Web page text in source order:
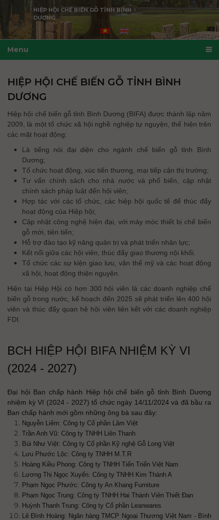
HIỆP HỘI CHẾ BIẾN GỖ TỈNH BÌNH
DƯƠNG
Menu
HIỆP HỘI CHẾ BIẾN GỖ TỈNH BÌNH
DƯƠNG
Hiệp hội chế biến gỗ tỉnh Bình Dương (BIFA) được thành lập năm
2009, là một tổ chức xã hội nghề nghiệp tự nguyện, thể hiện trên
các mặt hoạt động:
Là tiếng nói đại diện cho ngành chế biến gỗ tỉnh Bình
Dương;
Tổ chức hoạt động, xúc tiến thương, mại tiếp cận thị trường;
Tư vấn chính sách cho nhà nước và phổ biến, cập nhật
chính sách pháp luật đến hội viên;
Hợp tác với các tổ chức, các hiệp hội quốc tế để thúc đẩy
hoạt động của Hiệp hội;
Cập nhật công nghệ hiện đại, với máy móc thiết bị chế biến
gỗ mới, tiên tiến;
Hỗ trợ đào tạo kỹ năng quản trị và phát triển nhân lực;
Kết nối giữa các hội viên, thúc đẩy giao thương nội khối.
Tổ chức các sự kiện giao lưu, văn thể mỹ và các hoạt động
xã hội, hoạt động thiện nguyện.
Hiện tại Hiệp Hội có hơn 300 hội viên là các doanh nghiệp chế
biến gỗ trong nước, kế hoạch đến 2025 sẽ phát triển lên 400 hội
viên và thúc đẩy quan hệ hội viên liên kết với các doanh nghiệp
FDI.
BCH HIỆP HỘI BIFA NHIỆM KỲ VI
(2024 - 2027)
Đại hội Ban chấp hành Hiệp hội chế biến gỗ tỉnh Bình Dương
nhiệm kỳ VI (2024 - 2027) tổ chức ngày 14/11/2024 và đã bầu ra
Ban chấp hành mới gồm những ông bà sau đây:
Nguyễn Liêm: Công ty Cổ phần Lâm Việt
Trần Anh Vũ: Công ty TNHH Liên Thanh
Bùi Như Việt: Công ty Cổ phần Kỹ nghệ Gỗ Long Việt
Lưu Phước Lộc: Công ty TNHH M.T.R
Hoàng Kiều Phong: Công ty TNHH Tiến Triển Việt Nam
Lương Thị Ngọc Xuyến: Công ty TNHH Kim Thành A
Phạm Ngọc Phước: Công ty An Khang Furniture
Phạm Ngọc Trung: Công ty TNHH Hai Thành Viên Thiết Đan
Huỳnh Thanh Trung: Công ty Cổ phần Leanwares
Lê Đình Hoàng: Ngân hàng TMCP Ngoại Thương Việt Nam - Bình